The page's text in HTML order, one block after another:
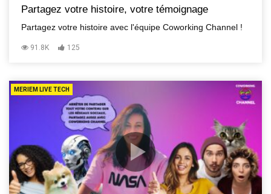
Partagez votre histoire, votre témoignage
Partagez votre histoire avec l'équipe Coworking Channel !
91.8K 125
MERIEM LIVE TECH